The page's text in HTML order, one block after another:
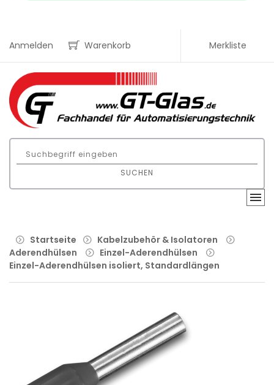
Anmelden Warenkorb Merkliste
SUCHEN
Startseite
Kabelzubehör & Isolatoren
Aderendhülsen
Einzel-Aderendhülsen
Einzel-Aderendhülsen isoliert, Standardlängen